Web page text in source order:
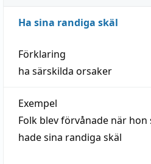
Ha sina randiga skäl
Förklaring
ha särskilda orsaker
Exempel
Folk blev förvånade när
hade sina randiga skäl